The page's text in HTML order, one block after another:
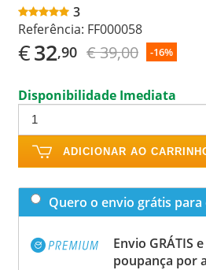
3
Referência: FF000058
€32,90 € 39,00 -16%
Disponibilidade Imediata
ADICIONAR AO
Quero o envio grátis para
Envio GRÁTIS
poupança por